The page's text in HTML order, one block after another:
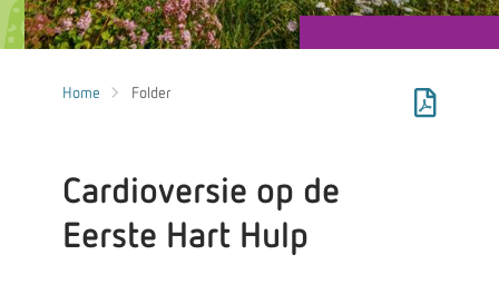
Home Folder
Cardioversie op de
Eerste Hart Hulp